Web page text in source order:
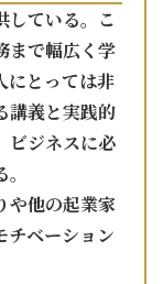
している。こ
まで幅広く学
にとっては非
講義と実践的
ビジネスに必
や他の起業家
チベーション